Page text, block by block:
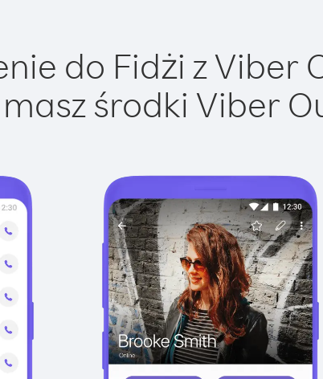
do Fidżi z Viber
środki Viber